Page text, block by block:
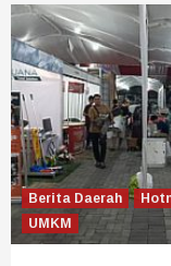
Berita Daerah
UMKM